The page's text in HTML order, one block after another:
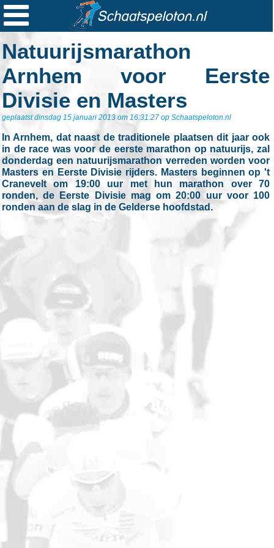

Natuurijsmarathon
Arnhem voor Eerste
Divisie en Masters
geplaatst dinsdag 15 januari 2013 om 16:31:27 op Schaatspeloton.nl
In Arnhem, dat naast de traditionele plaatsen dit jaar ook
in de race was voor de eerste marathon op natuurijs, zal
donderdag een natuurijsmarathon verreden worden voor
Masters en Eerste Divisie rijders. Masters beginnen op 't
Cranevelt om 19:00 uur met hun marathon over 70
ronden, de Eerste Divisie mag om 20:00 uur voor 100
ronden aan de slag in de Gelderse hoofdstad.